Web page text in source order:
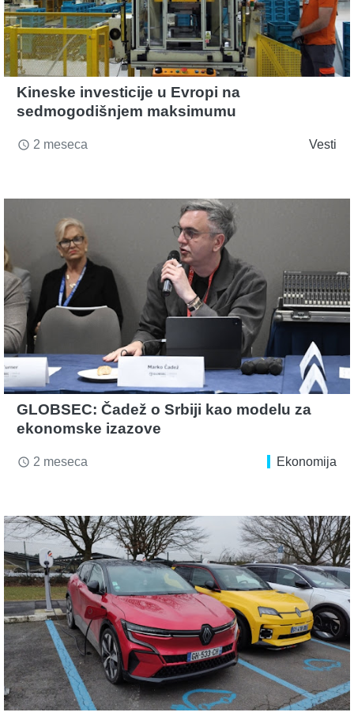
Kineske investicije u Evropi na
sedmogodišnjem maksimumu
access_time 2 meseca Vesti
GLOBSEC: Čadež o Srbiji kao modelu za
ekonomske izazove
access_time 2 meseca Ekonomija